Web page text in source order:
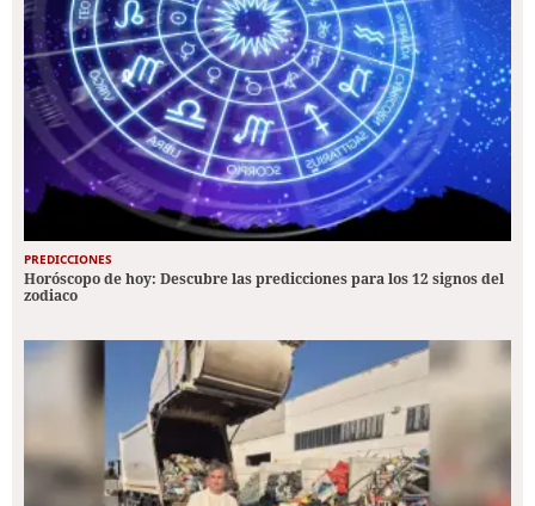
PREDICCIONES
Horóscopo de hoy: Descubre las predicciones para los 12 signos del
zodiaco